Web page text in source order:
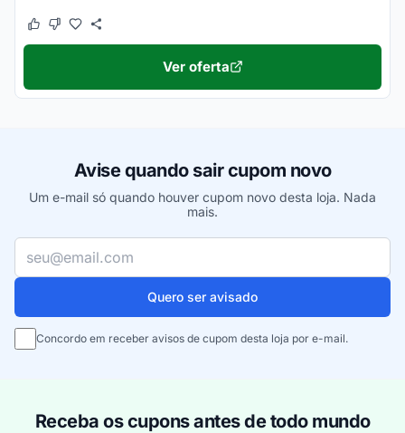
Este cupom funcionou
Este cupom não funcionou
Ver oferta
Avise quando sair cupom novo
Um e-mail só quando houver cupom novo desta loja. Nada
mais.
Seu e-mail
Quero ser avisado
Concordo em receber avisos de cupom desta loja por e-mail.
Receba os cupons antes de todo mundo